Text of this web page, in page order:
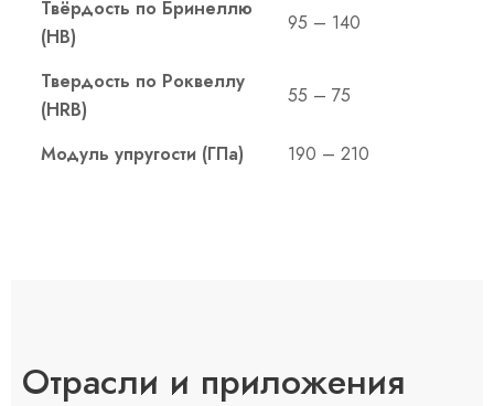
Твёрдость по Бринеллю
(HB)
95 – 140
Твердость по Роквеллу
(HRB)
55 – 75
Модуль упругости (ГПа) 190 – 210
Отрасли и приложения